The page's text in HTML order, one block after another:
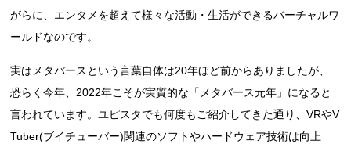
がらに、エンタメを超えて様々な活動・生活ができるバーチャルワ
ールドなのです。
実はメタバースという言葉自体は20年ほど前からありましたが、
恐らく今年、2022年こそが実質的な「メタバース元年」になると
言われています。ユピスタでも何度もご紹介してきた通り、VRやV
Tuber(ブイチューバー)関連のソフトやハードウェア技術は向上